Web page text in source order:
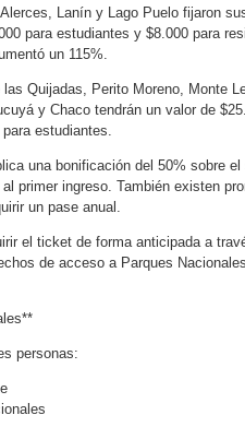
Lanín y Lago Puelo fijaron
para estudiantes y $8.000 para
un 115%.
Quijadas, Perito Moreno, Monte
y Chaco tendrán un valor de
estudiantes.
una bonificación del 50% sobre
primer ingreso. También existen
un pase anual.
el ticket de forma anticipada a
de acceso a Parques
personas: